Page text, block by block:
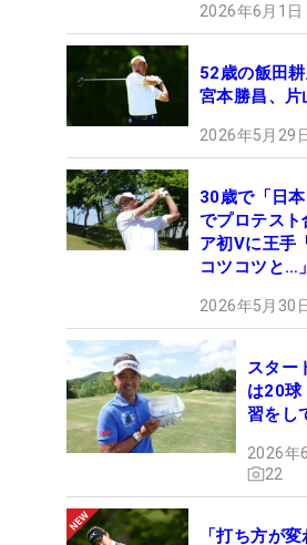
2026年6月1
52歳の飯田
宮本勝昌、
2026年5月29
30歳で「日
でプロテス
ア初Vに王手
コツコツと…」
2026年5月30
スター
は20
習をし
2026年
22
「打ち方が